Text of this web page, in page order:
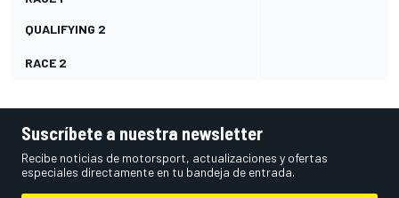
QUALIFYING 2
RACE 2
Suscríbete a nuestra newsletter
Recibe noticias de motorsport, actualizaciones y ofertas
especiales directamente en tu bandeja de entrada.